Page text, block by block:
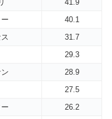
41.9
40.1
31.7
29.3
28.9
27.5
26.2